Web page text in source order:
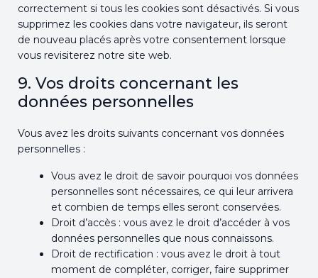
correctement si tous les cookies sont désactivés. Si vous
supprimez les cookies dans votre navigateur, ils seront
de nouveau placés après votre consentement lorsque
vous revisiterez notre site web.
9. Vos droits concernant les
données personnelles
Vous avez les droits suivants concernant vos données
personnelles :
Vous avez le droit de savoir pourquoi vos données
personnelles sont nécessaires, ce qui leur arrivera
et combien de temps elles seront conservées.
Droit d’accès : vous avez le droit d’accéder à vos
données personnelles que nous connaissons.
Droit de rectification : vous avez le droit à tout
moment de compléter, corriger, faire supprimer